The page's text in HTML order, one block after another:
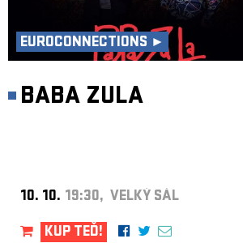
EUROCONNECTIONS ►
BABA ZULA
10. 10. 19:30, VELKÝ SÁL
KUP TEĎ!